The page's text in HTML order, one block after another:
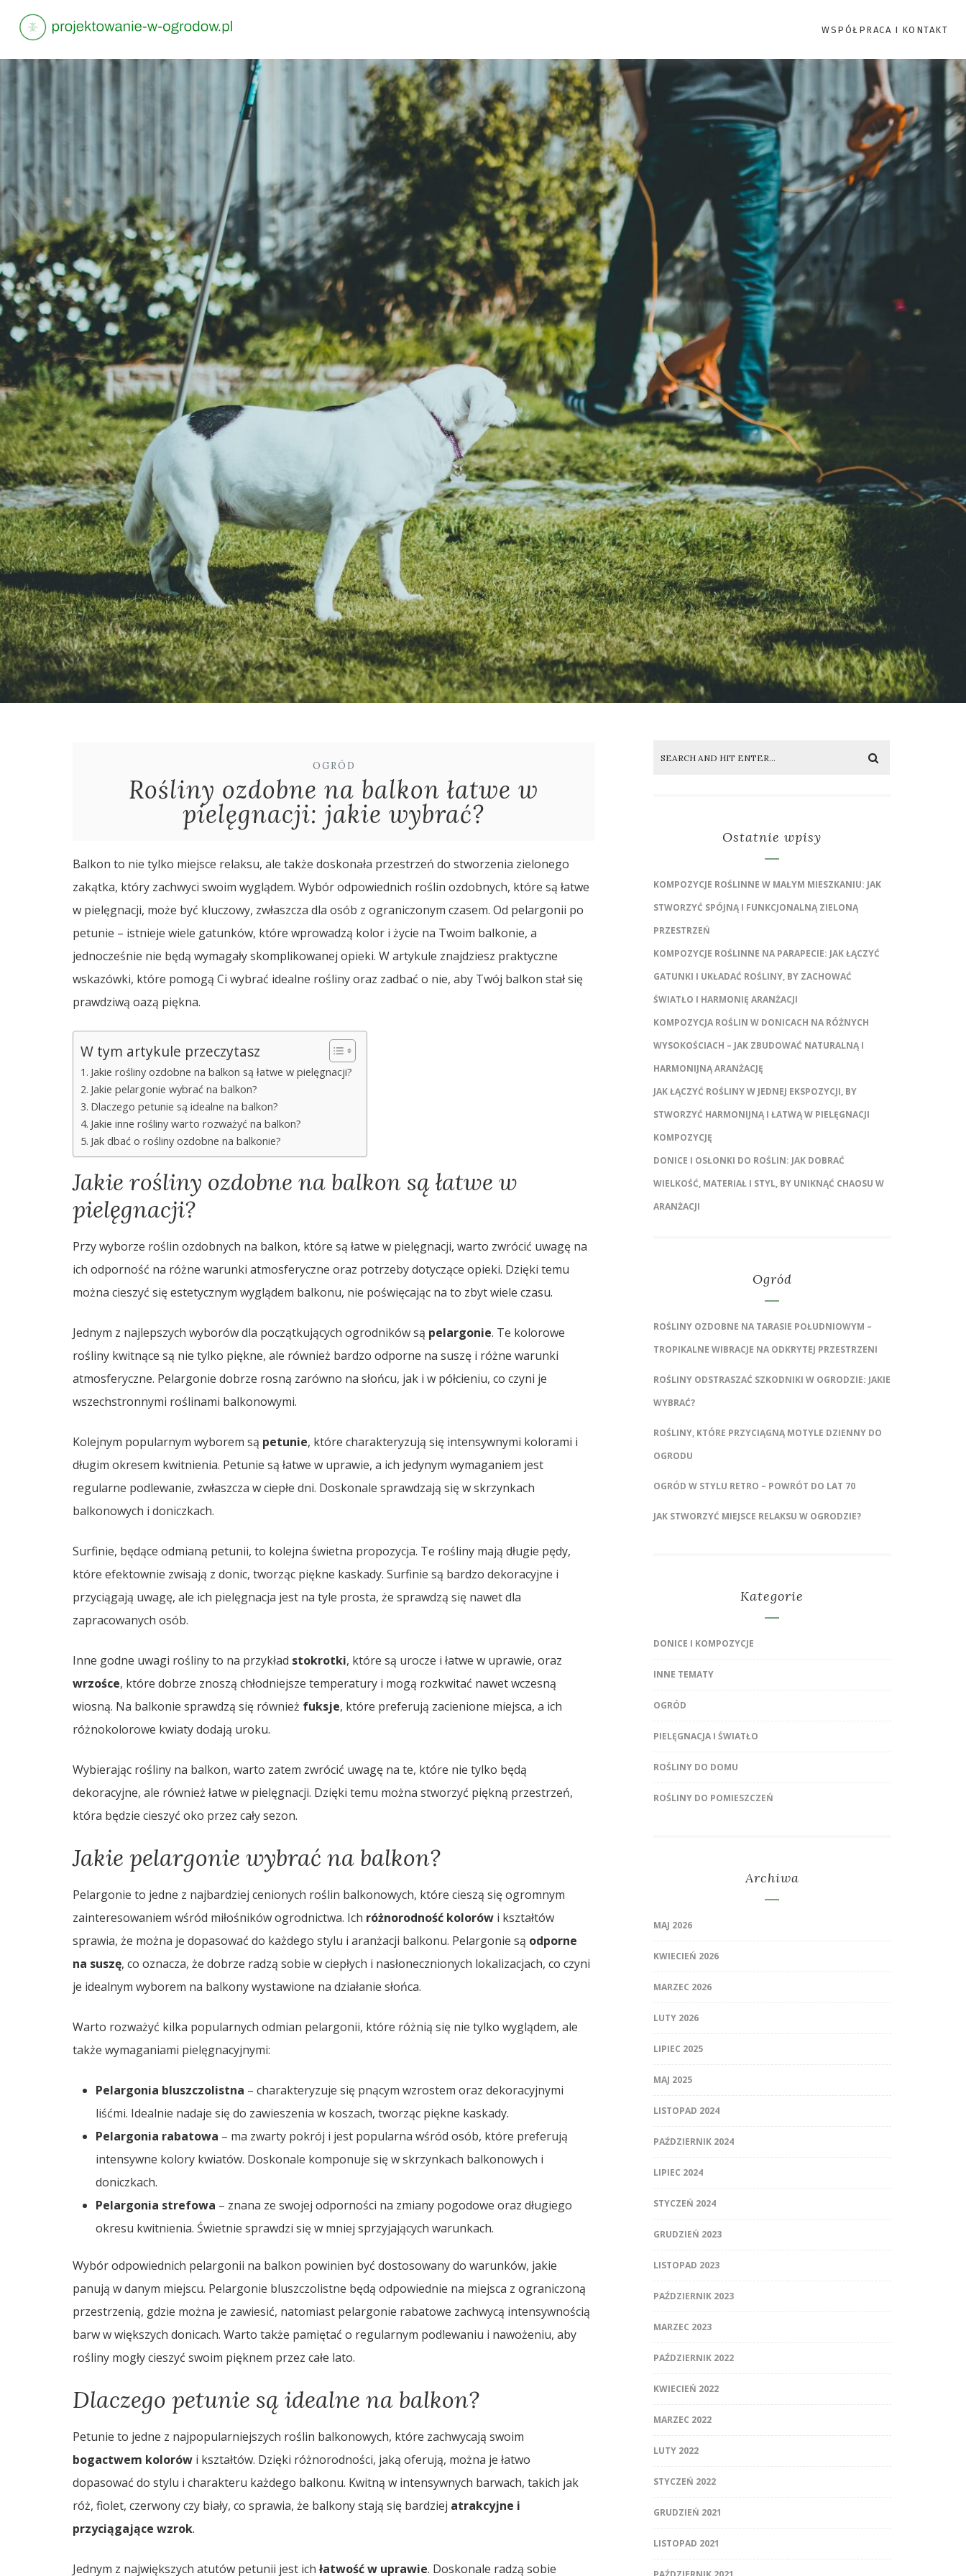
WSPÓŁPRACA I KONTAKT
OGRÓD
Rośliny ozdobne na balkon łatwe w
pielęgnacji: jakie wybrać?
Balkon to nie tylko miejsce relaksu, ale także doskonała przestrzeń do stworzenia zielonego
zakątka, który zachwyci swoim wyglądem. Wybór odpowiednich roślin ozdobnych, które są łatwe
w pielęgnacji, może być kluczowy, zwłaszcza dla osób z ograniczonym czasem. Od pelargonii po
petunie – istnieje wiele gatunków, które wprowadzą kolor i życie na Twoim balkonie, a
jednocześnie nie będą wymagały skomplikowanej opieki. W artykule znajdziesz praktyczne
wskazówki, które pomogą Ci wybrać idealne rośliny oraz zadbać o nie, aby Twój balkon stał się
prawdziwą oazą piękna.
W tym artykule przeczytasz
Jakie rośliny ozdobne na balkon są łatwe w pielęgnacji?
Jakie pelargonie wybrać na balkon?
Dlaczego petunie są idealne na balkon?
Jakie inne rośliny warto rozważyć na balkon?
Jak dbać o rośliny ozdobne na balkonie?
Jakie rośliny ozdobne na balkon są łatwe w
pielęgnacji?
Przy wyborze roślin ozdobnych na balkon, które są łatwe w pielęgnacji, warto zwrócić uwagę na
ich odporność na różne warunki atmosferyczne oraz potrzeby dotyczące opieki. Dzięki temu
można cieszyć się estetycznym wyglądem balkonu, nie poświęcając na to zbyt wiele czasu.
Jednym z najlepszych wyborów dla początkujących ogrodników są pelargonie. Te kolorowe
rośliny kwitnące są nie tylko piękne, ale również bardzo odporne na suszę i różne warunki
atmosferyczne. Pelargonie dobrze rosną zarówno na słońcu, jak i w półcieniu, co czyni je
wszechstronnymi roślinami balkonowymi.
Kolejnym popularnym wyborem są petunie, które charakteryzują się intensywnymi kolorami i
długim okresem kwitnienia. Petunie są łatwe w uprawie, a ich jedynym wymaganiem jest
regularne podlewanie, zwłaszcza w ciepłe dni. Doskonale sprawdzają się w skrzynkach
balkonowych i doniczkach.
Surfinie, będące odmianą petunii, to kolejna świetna propozycja. Te rośliny mają długie pędy,
które efektownie zwisają z donic, tworząc piękne kaskady. Surfinie są bardzo dekoracyjne i
przyciągają uwagę, ale ich pielęgnacja jest na tyle prosta, że sprawdzą się nawet dla
zapracowanych osób.
Inne godne uwagi rośliny to na przykład stokrotki, które są urocze i łatwe w uprawie, oraz
wrzośce, które dobrze znoszą chłodniejsze temperatury i mogą rozkwitać nawet wczesną
wiosną. Na balkonie sprawdzą się również fuksje, które preferują zacienione miejsca, a ich
różnokolorowe kwiaty dodają uroku.
Wybierając rośliny na balkon, warto zatem zwrócić uwagę na te, które nie tylko będą
dekoracyjne, ale również łatwe w pielęgnacji. Dzięki temu można stworzyć piękną przestrzeń,
która będzie cieszyć oko przez cały sezon.
Jakie pelargonie wybrać na balkon?
Pelargonie to jedne z najbardziej cenionych roślin balkonowych, które cieszą się ogromnym
zainteresowaniem wśród miłośników ogrodnictwa. Ich różnorodność kolorówi kształtów
sprawia, że można je dopasować do każdego stylu i aranżacji balkonu. Pelargonie są odporne
na suszę, co oznacza, że dobrze radzą sobie w ciepłych i nasłonecznionych lokalizacjach, co czyni
je idealnym wyborem na balkony wystawione na działanie słońca.
Warto rozważyć kilka popularnych odmian pelargonii, które różnią się nie tylko wyglądem, ale
także wymaganiami pielęgnacyjnymi:
Pelargonia bluszczolistna – charakteryzuje się pnącym wzrostem oraz dekoracyjnymi
liśćmi. Idealnie nadaje się do zawieszenia w koszach, tworząc piękne kaskady.
Pelargonia rabatowa – ma zwarty pokrój i jest popularna wśród osób, które preferują
intensywne kolory kwiatów. Doskonale komponuje się w skrzynkach balkonowych i
doniczkach.
Pelargonia strefowa – znana ze swojej odporności na zmiany pogodowe oraz długiego
okresu kwitnienia. Świetnie sprawdzi się w mniej sprzyjających warunkach.
Wybór odpowiednich pelargonii na balkon powinien być dostosowany do warunków, jakie
panują w danym miejscu. Pelargonie bluszczolistne będą odpowiednie na miejsca z ograniczoną
przestrzenią, gdzie można je zawiesić, natomiast pelargonie rabatowe zachwycą intensywnością
barw w większych donicach. Warto także pamiętać o regularnym podlewaniu i nawożeniu, aby
rośliny mogły cieszyć swoim pięknem przez całe lato.
Dlaczego petunie są idealne na balkon?
Petunie to jedne z najpopularniejszych roślin balkonowych, które zachwycają swoim
bogactwem kolorówi kształtów. Dzięki różnorodności, jaką oferują, można je łatwo
dopasować do stylu i charakteru każdego balkonu. Kwitną w intensywnych barwach, takich jak
róż, fiolet, czerwony czy biały, co sprawia, że balkony stają się bardziej atrakcyjne i
przyciągające wzrok.
Jednym z największych atutów petunii jest ich łatwość w uprawie. Doskonale radzą sobie
Ostatnie wpisy
KOMPOZYCJE ROŚLINNE W MAŁYM MIESZKANIU: JAK
STWORZYĆ SPÓJNĄ I FUNKCJONALNĄ ZIELONĄ
PRZESTRZEŃ
KOMPOZYCJE ROŚLINNE NA PARAPECIE: JAK ŁĄCZYĆ
GATUNKI I UKŁADAĆ ROŚLINY, BY ZACHOWAĆ
ŚWIATŁO I HARMONIĘ ARANŻACJI
KOMPOZYCJA ROŚLIN W DONICACH NA RÓŻNYCH
WYSOKOŚCIACH – JAK ZBUDOWAĆ NATURALNĄ I
HARMONIJNĄ ARANŻACJĘ
JAK ŁĄCZYĆ ROŚLINY W JEDNEJ EKSPOZYCJI, BY
STWORZYĆ HARMONIJNĄ I ŁATWĄ W PIELĘGNACJI
KOMPOZYCJĘ
DONICE I OSŁONKI DO ROŚLIN: JAK DOBRAĆ
WIELKOŚĆ, MATERIAŁ I STYL, BY UNIKNĄĆ CHAOSU W
ARANŻACJI
Ogród
ROŚLINY OZDOBNE NA TARASIE POŁUDNIOWYM –
TROPIKALNE WIBRACJE NA ODKRYTEJ PRZESTRZENI
ROŚLINY ODSTRASZAĆ SZKODNIKI W OGRODZIE: JAKIE
WYBRAĆ?
ROŚLINY, KTÓRE PRZYCIĄGNĄ MOTYLE DZIENNY DO
OGRODU
OGRÓD W STYLU RETRO – POWRÓT DO LAT 70
JAK STWORZYĆ MIEJSCE RELAKSU W OGRODZIE?
Kategorie
DONICE I KOMPOZYCJE
INNE TEMATY
OGRÓD
PIELĘGNACJA I ŚWIATŁO
ROŚLINY DO DOMU
ROŚLINY DO POMIESZCZEŃ
Archiwa
MAJ 2026
KWIECIEŃ 2026
MARZEC 2026
LUTY 2026
LIPIEC 2025
MAJ 2025
LISTOPAD 2024
PAŹDZIERNIK 2024
LIPIEC 2024
STYCZEŃ 2024
GRUDZIEŃ 2023
LISTOPAD 2023
PAŹDZIERNIK 2023
MARZEC 2023
PAŹDZIERNIK 2022
KWIECIEŃ 2022
MARZEC 2022
LUTY 2022
STYCZEŃ 2022
GRUDZIEŃ 2021
LISTOPAD 2021